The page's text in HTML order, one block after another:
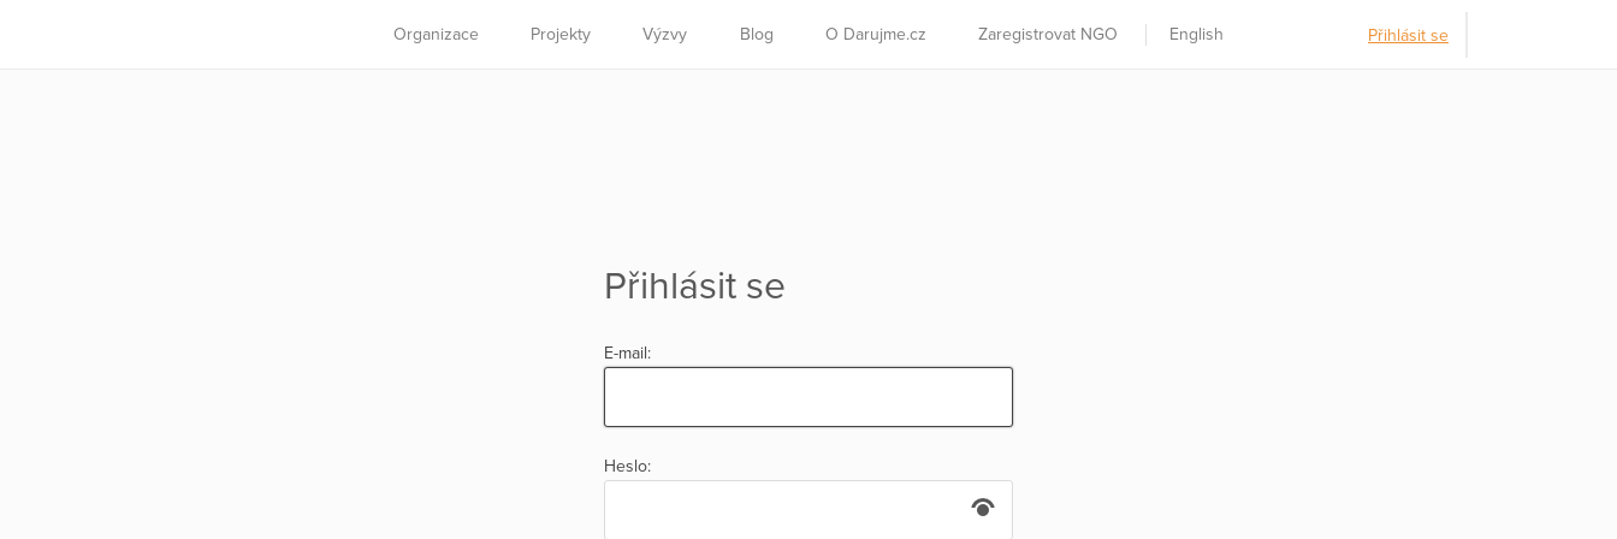
Organizace Projekty Výzvy Blog O Darujme.cz Zaregistrovat NGO English Přihlásit se
Přihlásit se
E-mail:
Heslo: